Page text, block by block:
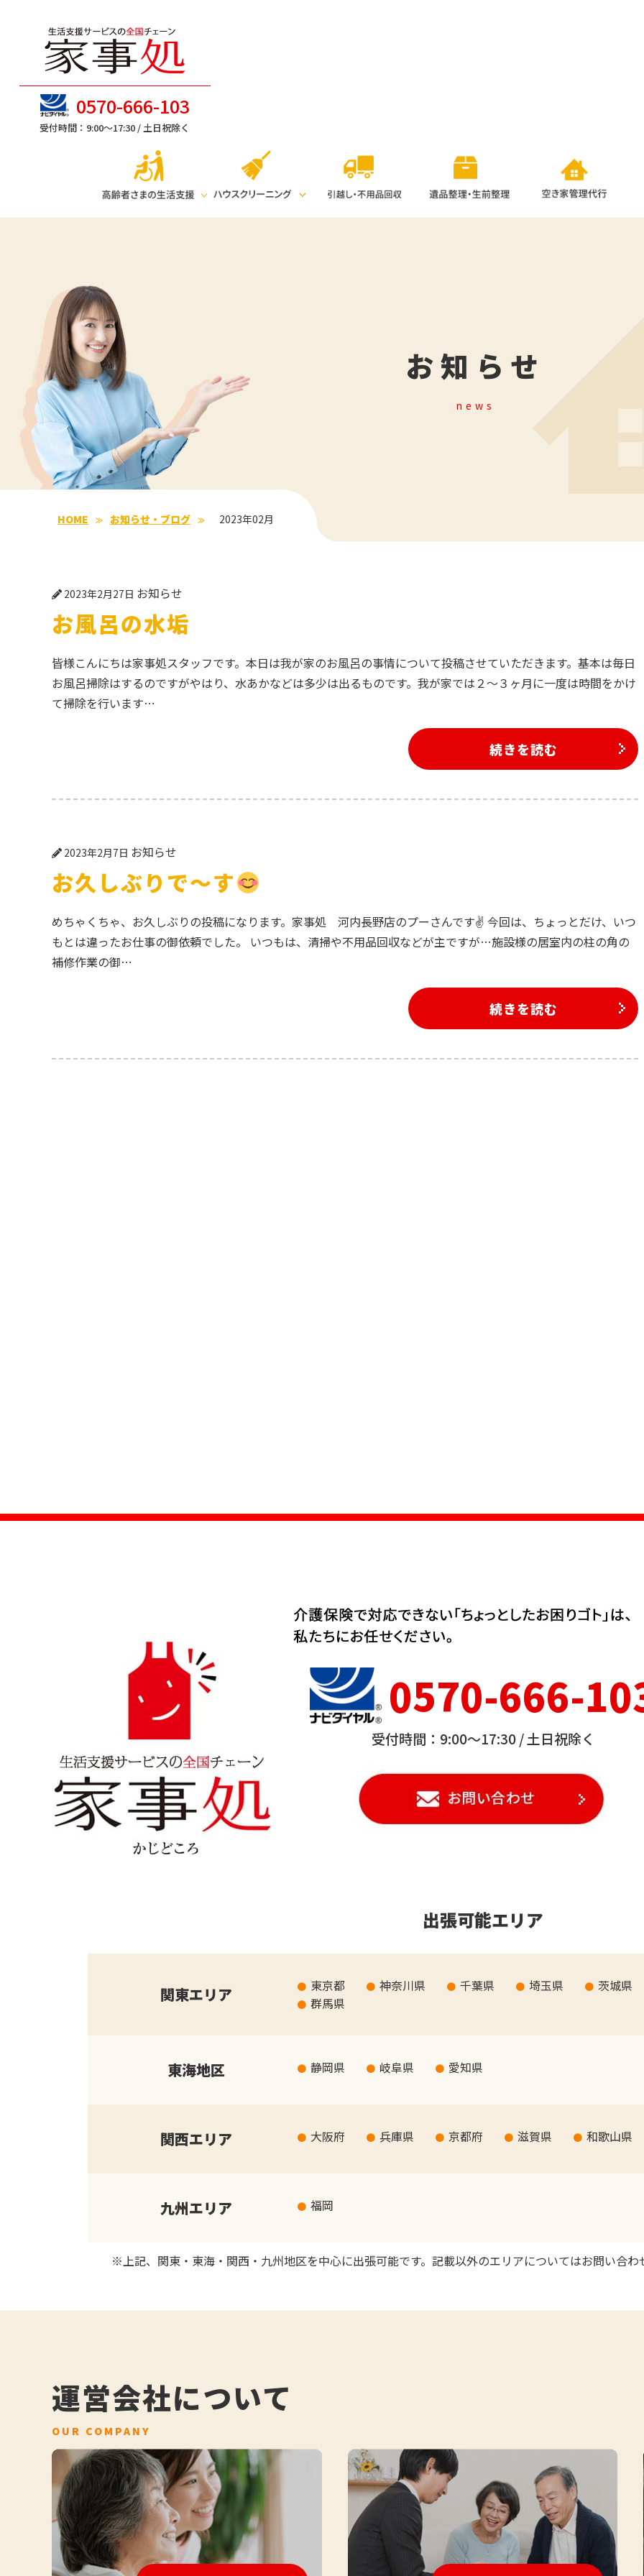
0570-666-103
受付時間：9:00～17:30 / 土日祝除く
お知らせ
news
HOME 2023年02月
お知らせ・ブログ
2023年2月27日 お知らせ
お風呂の水垢
皆様こんにちは家事処スタッフです。本日は我が家のお風呂の事情について投稿させていただきます。基本は毎日
お風呂掃除はするのですがやはり、水あかなどは多少は出るものです。我が家では２～３ヶ月に一度は時間をかけ
て掃除を行います…
続きを読む
2023年2月7日 お知らせ
お久しぶりで〜す
めちゃくちゃ、お久しぶりの投稿になります。家事処 河内長野店のプーさんです✌️ 今回は、ちょっとだけ、いつ
もとは違ったお仕事の御依頼でした。 いつもは、清掃や不用品回収などが主ですが…施設様の居室内の柱の角の
補修作業の御…
続きを読む
0570-666-
受付時間：9:00～17:30 /土日祝除く
出張可能エリア
関東エリア 東京都 神奈川県 千葉県 埼玉県
茨城県
群馬県
東海地区 静岡県 岐阜県 愛知県
関西エリア 大阪府 兵庫県 京都府 滋賀県 和歌山県
九州エリア 福岡
※上記、関東・東海・関西・九州地区を中心に出張可能です。記載以外のエリアについてはお問い合わ
運営会社について
OUR COMPANY